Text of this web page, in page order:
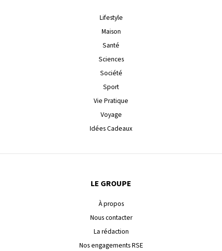
Lifestyle
Maison
Santé
Sciences
Société
Sport
Vie Pratique
Voyage
Idées Cadeaux
LE GROUPE
À propos
Nous contacter
La rédaction
Nos engagements RSE